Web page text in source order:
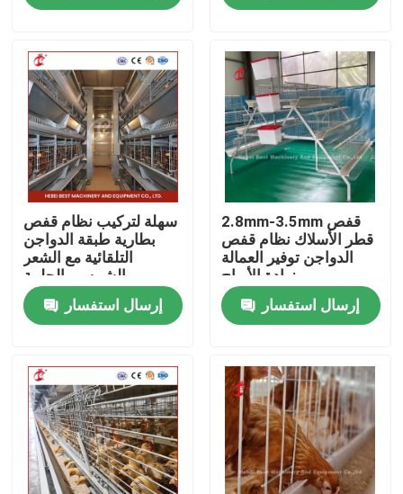
إتصال
المنتجات
نظام قفص بطارية الدواجن
نظام قفص البطارية طبقة
نظام قفص تربية الدواجن
قفص طبقة الدواجن
قفص بطارية الدجاج للبيع
قفص دجاج التسمين
سهلة لتركيب نظام قفص
بطارية طبقة الدواجن
التلقائية مع الشعر
الشمسي الحلمة
إرسال استفسار
2.8mm-3.5mm قفص
قطر الأسلاك نظام قفص
الدواجن توفير العمالة
زيادة الأرباح
إرسال استفسار